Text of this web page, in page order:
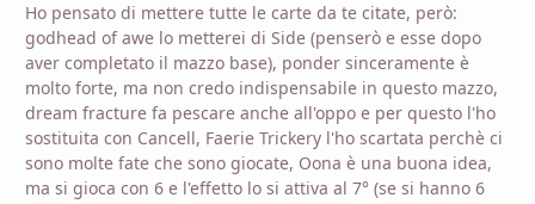
Ho pensato di mettere tutte le carte da te citate, però:
godhead of awe lo metterei di Side (penserò e esse dopo
aver completato il mazzo base), ponder sinceramente è
molto forte, ma non credo indispensabile in questo mazzo,
dream fracture fa pescare anche all'oppo e per questo l'ho
sostituita con Cancell, Faerie Trickery l'ho scartata perchè ci
sono molte fate che sono giocate, Oona è una buona idea,
ma si gioca con 6 e l'effetto lo si attiva al 7° (se si hanno 6